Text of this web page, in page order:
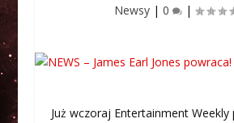
Newsy| 0 |
Już wczoraj Entertainment Weekly